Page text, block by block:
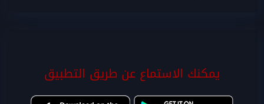
يمكنك الاستماع عن طريق التطبيق